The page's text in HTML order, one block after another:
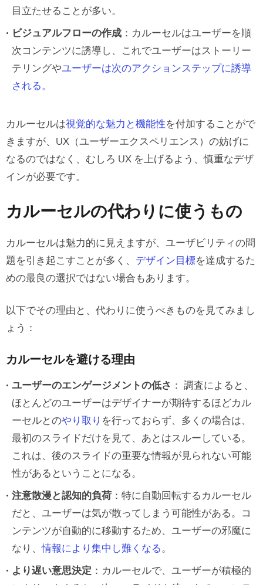
目立たせることが多い。
ビジュアルフローの作成 ：カルーセルはユーザーを順
次コンテンツに誘導し、これでユーザーはストーリー
テリングやユーザーは次のアクションステップに誘導
される。
カルーセルは視覚的な魅力と機能性を付加することがで
きますが、UX（ユーザーエクスペリエンス）の妨げに
なるのではなく、むしろ UX を上げるよう、慎重なデザ
インが必要です。
カルーセルの代わりに使うもの
カルーセルは魅力的に見えますが、ユーザビリティの問
題を引き起こすことが多く、 デザイン目標を達成するた
めの最良の選択ではない場合もあります。
以下でその理由と、代わりに使うべきものを見てみまし
ょう：
カルーセルを避ける理由
ユーザーのエンゲージメントの低さ ： 調査によると、
ほとんどのユーザーはデザイナーが期待するほどカル
ーセルとのやり取り を行っておらず、多くの場合は、
最初のスライドだけを見て、あとはスルーしている。
これは、後のスライドの重要な情報が見られない可能
性があるということになる。
注意散漫と認知的負荷 ：特に自動回転するカルーセル
だと、ユーザーは気が散ってしまう可能性がある。コ
ンテンツが自動的に移動するため、ユーザーの邪魔に
なり、情報により集中し難くなる。
より遅い意思決定 ：カルーセルで、ユーザーが積極的